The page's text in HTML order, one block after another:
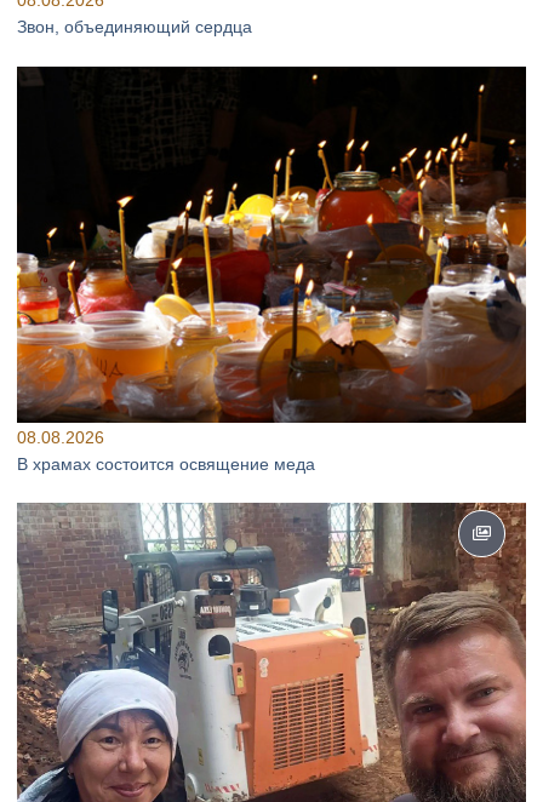
Звон, объединяющий сердца
08.08.2026
В храмах состоится освящение меда